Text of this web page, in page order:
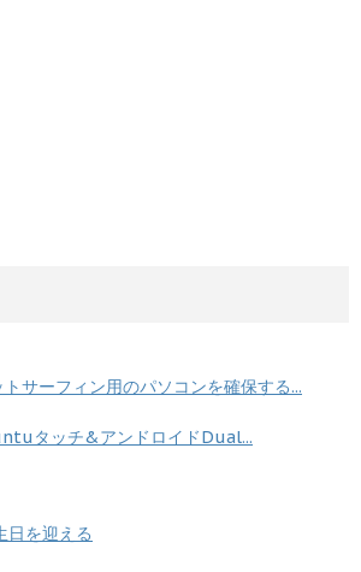
サーフィン用のパソコンを確保する...
タッチ&アンドロイドDual...
を迎える